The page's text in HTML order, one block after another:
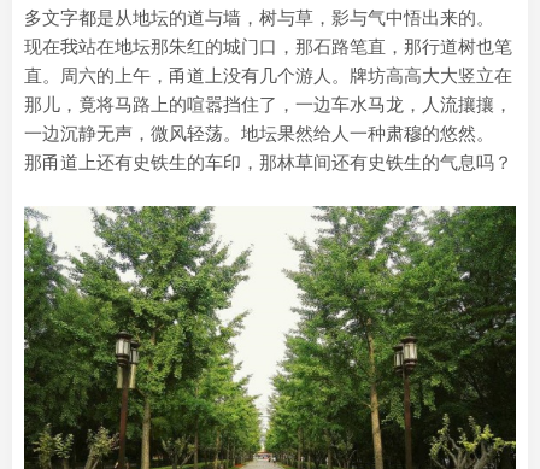
多文字都是从地坛的道与墙，树与草，影与气中悟出来的。
现在我站在地坛那朱红的城门口，那石路笔直，那行道树也笔
直。周六的上午，甬道上没有几个游人。牌坊高高大大竖立在
那儿，竟将马路上的喧嚣挡住了，一边车水马龙，人流攘攘，
一边沉静无声，微风轻荡。地坛果然给人一种肃穆的悠然。
那甬道上还有史铁生的车印，那林草间还有史铁生的气息吗？